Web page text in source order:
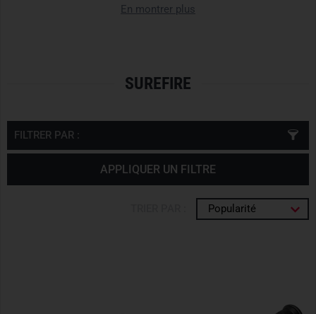
En montrer plus
SUREFIRE
FILTRER PAR :
APPLIQUER UN FILTRE
Popularité